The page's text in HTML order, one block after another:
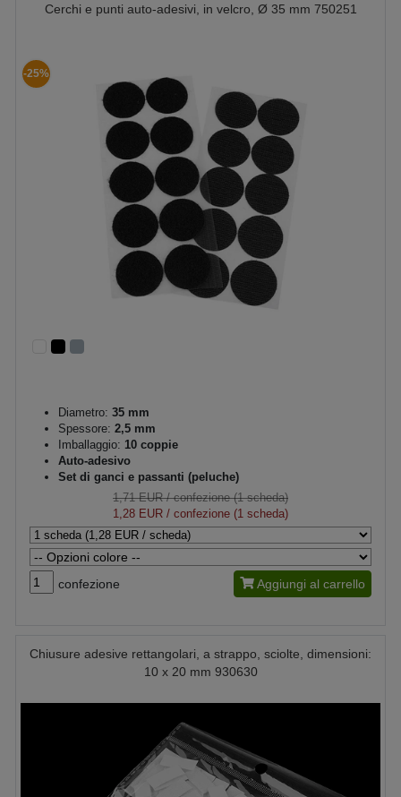
Cerchi e punti auto-adesivi, in velcro, Ø 35 mm 750251
-25%
Diametro: 35 mm
Spessore: 2,5 mm
Imballaggio: 10 coppie
Auto-adesivo
Set di ganci e passanti (peluche)
1,71 EUR/ confezione (1 scheda)
1,28 EUR / confezione (1 scheda)
confezione Aggiungi al carrello
Chiusure adesive rettangolari, a strappo, sciolte, dimensioni:
10 x 20 mm 930630